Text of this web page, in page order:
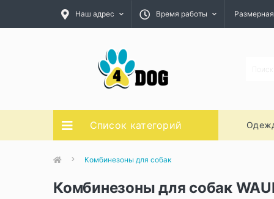
Наш адрес Время работы
Список категорий
Комбинезоны для собак
Комбинезоны для собак